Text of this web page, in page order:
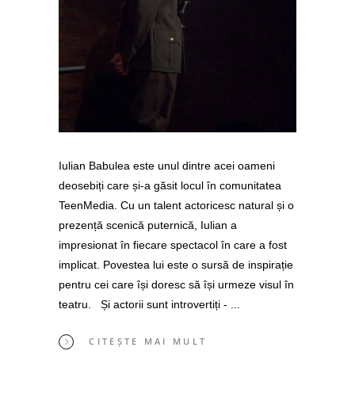
Iulian Babulea este unul dintre acei oameni
deosebiți care și-a găsit locul în comunitatea
TeenMedia. Cu un talent actoricesc natural și o
prezență scenică puternică, Iulian a
impresionat în fiecare spectacol în care a fost
implicat. Povestea lui este o sursă de inspirație
pentru cei care își doresc să își urmeze visul în
teatru. Și actorii sunt introvertiți -
CITEȘTE MAI MULT